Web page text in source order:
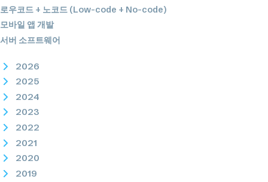
로우코드 + 노코드 (Low-code + No-code)
모바일 앱 개발
서버 소프트웨어
2026
2025
2024
2023
2022
2021
2020
2019